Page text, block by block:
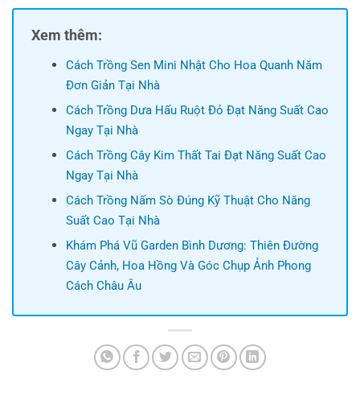
Xem thêm:
Cách Trồng Sen Mini Nhật Cho Hoa Quanh Năm
Đơn Giản Tại Nhà
Cách Trồng Dưa Hấu Ruột Đỏ Đạt Năng Suất Cao
Ngay Tại Nhà
Cách Trồng Cây Kim Thất Tai Đạt Năng Suất Cao
Ngay Tại Nhà
Cách Trồng Nấm Sò Đúng Kỹ Thuật Cho Năng
Suất Cao Tại Nhà
Khám Phá Vũ Garden Bình Dương: Thiên Đường
Cây Cảnh, Hoa Hồng Và Góc Chụp Ảnh Phong
Cách Châu Âu